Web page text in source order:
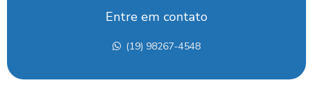
Aspirador de carros para lava rapido
Aspirador de carros portátil preço
Entre em contato
(19) 98267-4548